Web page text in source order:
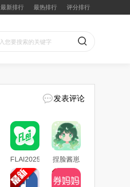
最新排行 最热排行 评分排行
发表评论
FLAI2025
最新版官
方下载
捏脸酱崽
app安卓
版官方下
载